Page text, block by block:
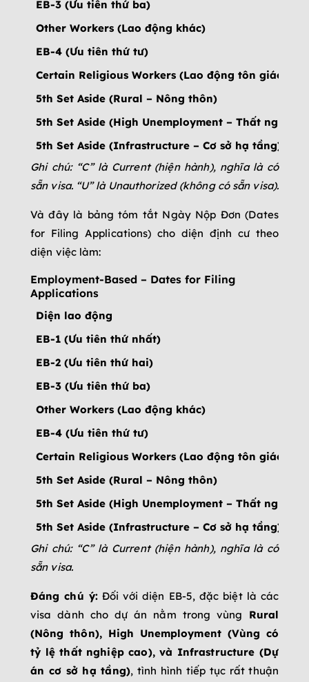
EB-3 (Ưu tiên thứ ba)
Other Workers (Lao động khác)
EB-4 (Ưu tiên thứ tư)
Certain Religious Workers (Lao động tôn giáo)
5th Set Aside (Rural – Nông thôn)
5th Set Aside (High Unemployment – Thất nghiệp
5th Set Aside (Infrastructure – Cơ sở hạ tầng)
Ghi chú: “C” là Current (hiện hành), nghĩa là có
sẵn visa. “U” là Unauthorized (không có sẵn visa).
Và đây là bảng tóm tắt Ngày Nộp Đơn (Dates
for Filing Applications) cho diện định cư theo
diện việc làm:
Employment-Based – Dates for Filing
Applications
Diện lao động
EB-1 (Ưu tiên thứ nhất)
EB-2 (Ưu tiên thứ hai)
EB-3 (Ưu tiên thứ ba)
Other Workers (Lao động khác)
EB-4 (Ưu tiên thứ tư)
Certain Religious Workers (Lao động tôn giáo)
5th Set Aside (Rural – Nông thôn)
5th Set Aside (High Unemployment – Thất nghiệp
5th Set Aside (Infrastructure – Cơ sở hạ tầng)
Ghi chú: “C” là Current (hiện hành), nghĩa là có
sẵn visa.
Đáng chú ý:Đối với diện EB-5, đặc biệt là các
visa dành cho dự án nằm trong vùng Rural
(Nông thôn), High Unemployment (Vùng có
tỷ lệ thất nghiệp cao), và Infrastructure (Dự
án cơ sở hạ tầng), tình hình tiếp tục rất thuận